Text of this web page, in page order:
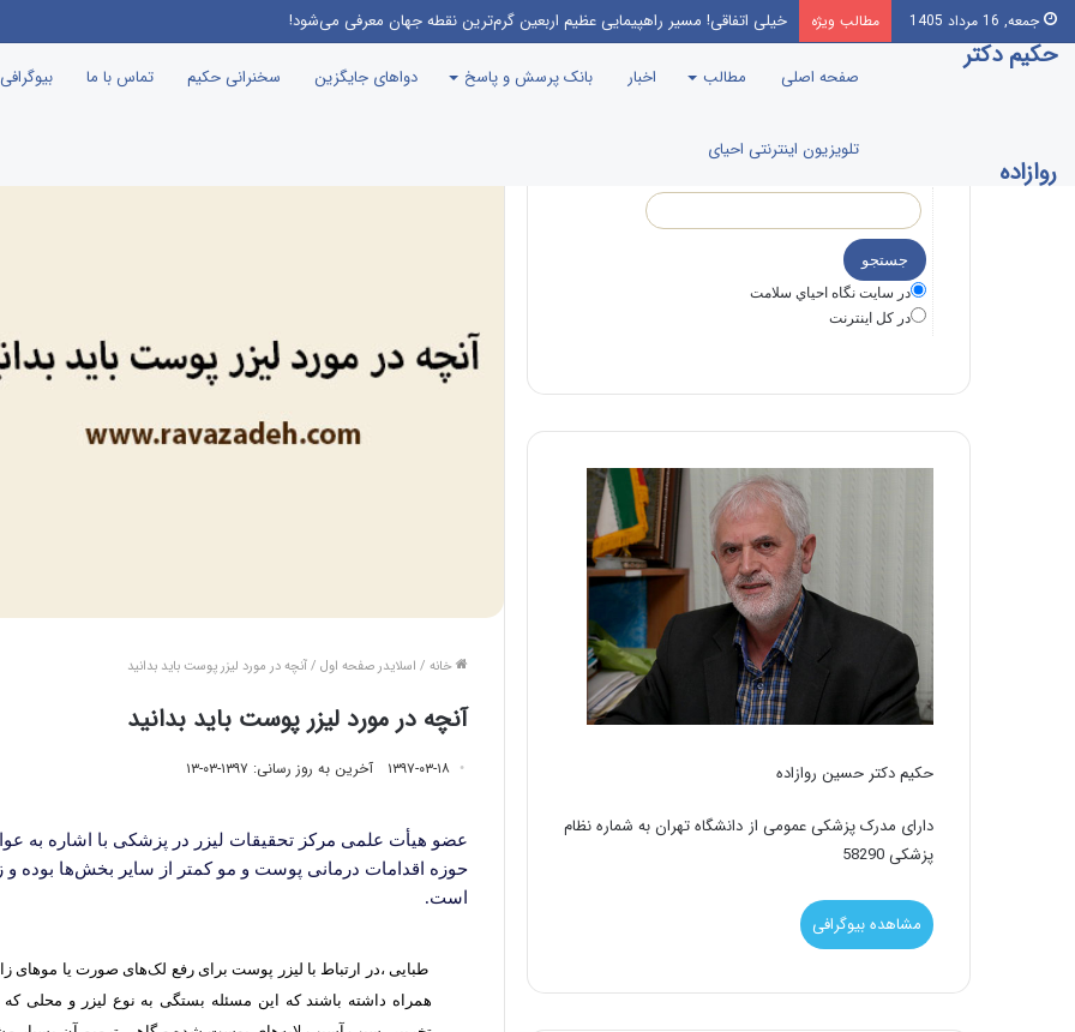
جمعه, 16 مرداد 1405 مطالب ویژه خیلی اتفاقی! مسیر راهپیمایی عظیم اربعین گرم‌ترین نقطه جهان معرفی می‌شود!
حکیم دکتر
روازاده
صفحه اصلی مطالب اخبار بانک پرسش و پاسخ دواهای جایگزین سخنرانی حکیم تماس با ما
تلویزیون اینترنتی احیای
خانه / اسلایدر صفحه اول /آنچه در مورد لیزر پوست باید بدانید
آنچه در مورد لیزر پوست باید بدانید
۱۳۹۷-۰۳-۱۸ آخرین به روز رسانی: ۱۳۹۷-۰۳-۱۳
عضو هیأت علمی مرکز تحقیقات لیزر در پزشکی با اشاره به
حوزه اقدامات درمانی پوست و مو کمتر از سایر بخش‌ها بوده و
است.
طبایی ،‌در ارتباط با لیزر پوست برای رفع لک‌های صورت یا موهای
همراه داشته باشند که این مسئله بستگی به نوع لیزر و محلی
در سايت نگاه احياي سلامت
در كل اينترنت
حکیم دکتر حسین روازاده
دارای مدرک پزشکی عمومی از دانشگاه تهران به شماره نظام
پزشکی 58290
مشاهده بیوگرافی